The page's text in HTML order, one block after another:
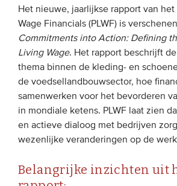
Nieuws
Opinie
EVENEMENTEN
Van de VBDO
Van leden &
Publicaties
Het nieuwe, jaarlijkse rapport van
Wage Financials (PLWF) is
Commitments into Action: Defining
Living Wage. Het rapport beschrijft
thema binnen de kleding- en
de voedsellandbouwsector, hoe
samenwerken voor het bevorderen
in mondiale ketens. PLWF laat zien
en actieve dialoog met bedrijven
wezenlijke veranderingen op de
Belangrijke inzichten uit